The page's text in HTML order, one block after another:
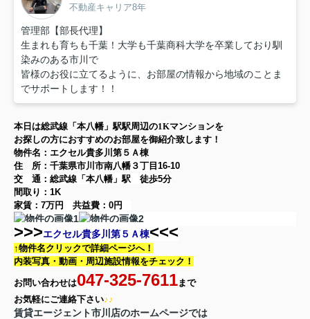
不動産キャリア8年
管理部【部長代理】
生まれも育ちも千葉！大学も千葉商科大学を卒業しており馴
染みのある市川で
皆様のお役に立てるように、お部屋の情報から地域のことま
でサポートします！！
本日は総武線「本八幡」駅駅周辺の1Kマンションを
お探しの方におすすめのお部屋を御紹介致します！
物件名：エクセル貴多川第５Ａ棟
住 所： 千葉県市川市南八幡３丁目16-10
交 通：総武線「本八幡」駅 徒歩5分
間取り： 1K
家賃： 7万円 共益費： 0円
>>>エクセル貴多川第５Ａ棟<<<
↑物件名クリックで詳細ページへ！
内装写真・動画・ 周辺施設情報をチェック！
お問い合わせは047-325-7611まで
お気軽にご連絡下さい♪♪
賃貸エージェント市川店のホームページでは